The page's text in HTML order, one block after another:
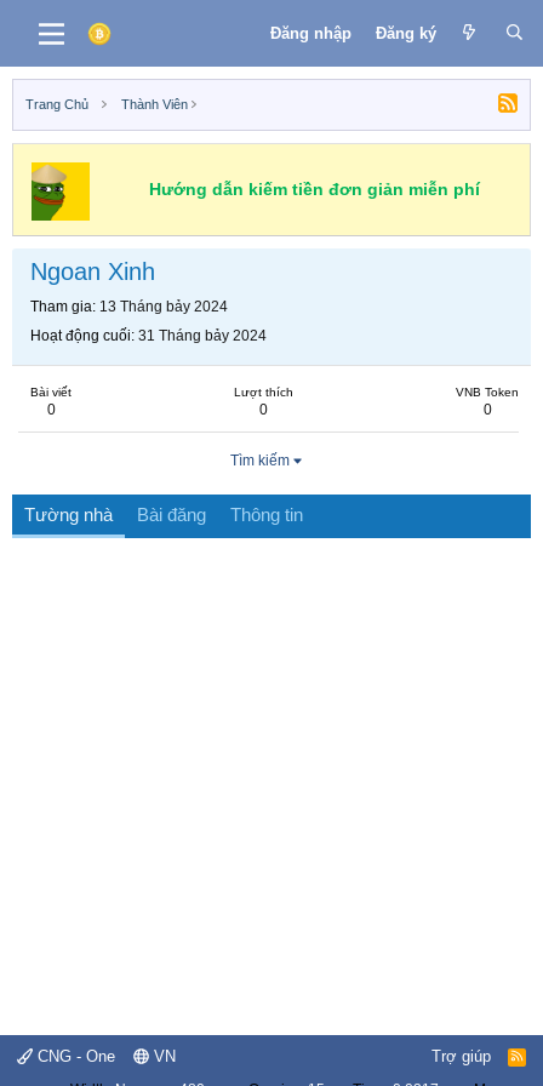
Đăng nhập Đăng ký
Trang Chủ Thành Viên
Hướng dẫn kiếm tiền đơn giản miễn phí
Ngoan Xinh
Tham gia 13 Tháng bảy 2024
Hoạt động cuối 31 Tháng bảy 2024
Bài viết
0
Lượt thích
0
VNB Token
0
Tìm kiếm
Tường nhà Bài đăng Thông tin
CNG - One VN Trợ giúp
R